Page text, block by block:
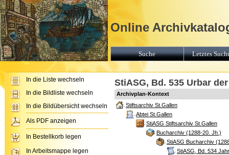
StiASG, Bd. 535 Urbar
Archivplan-Kontext
Stiftsarchiv St.Gallen
Abtei St.Gallen
StiASG Stiftsarchiv St.Gallen
Bucharchiv (1288-20. Jh.)
StiASG Bucharchiv
StiASG, Bd. 534
Online
Suche Letztes
In die Liste wechseln
In die Bildliste wechseln
In die Bildübersicht wechseln
Als PDF anzeigen
In Bestellkorb legen
In Arbeitsmappe legen